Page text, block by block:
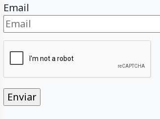
Email